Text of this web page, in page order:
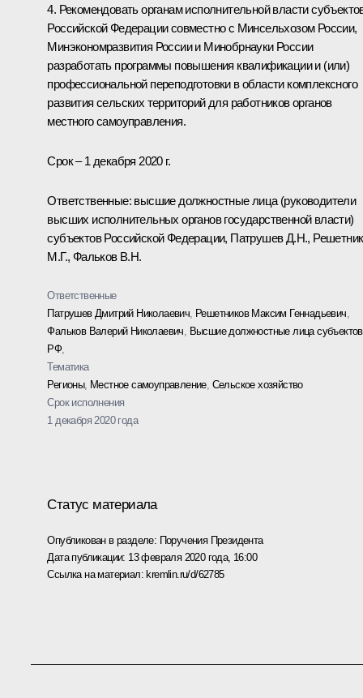
4. Рекомендовать органам исполнительной власти
Российской Федерации совместно с Минсельхозом России,
Минэкономразвития России и Минобрнауки России
разработать программы повышения квалификации и (или)
профессиональной переподготовки в области комплексного
развития сельских территорий для работников органов
местного самоуправления.
Срок – 1 декабря 2020 г.
Ответственные: высшие должностные лица (руководители
высших исполнительных органов государственной власти)
субъектов Российской Федерации, Патрушев Д.Н.,
М.Г., Фальков В.Н.
Ответственные
Патрушев Дмитрий Николаевич Решетников Максим Геннадьевич
Фальков Валерий Николаевич Высшие должностные лица субъектов
РФ,
Тематика
Регионы, Местное самоуправление, Сельское хозяйство
Срок исполнения
1 декабря 2020 года
Статус материала
Опубликован в разделе: Поручения Президента
Дата публикации: 13 февраля 2020 года, 16:00
Ссылка на материал: kremlin.ru/d/62785